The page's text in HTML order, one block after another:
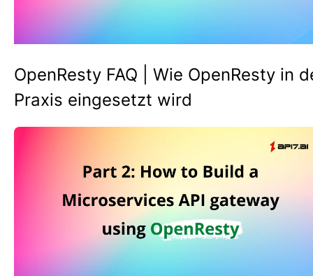
OpenResty FAQ | Wie OpenResty in
Praxis eingesetzt wird